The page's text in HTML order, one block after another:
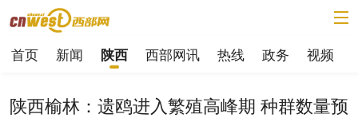
首页 新闻 陕西 西部网讯 热线 政务 视频
陕西榆林：遗鸥进入繁殖高峰期 种群数量预